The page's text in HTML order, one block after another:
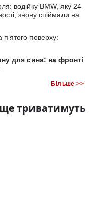
водійку BMW, яку 24
знову спіймали на
п’ятого поверху:
для сина: на фронті
Більше >>
триватимуть